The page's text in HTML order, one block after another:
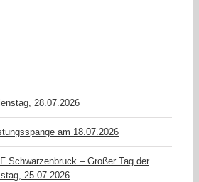
28.07.2026
am 18.07.2026
Schwarzenbruck – Großer Tag der
25.07.2026